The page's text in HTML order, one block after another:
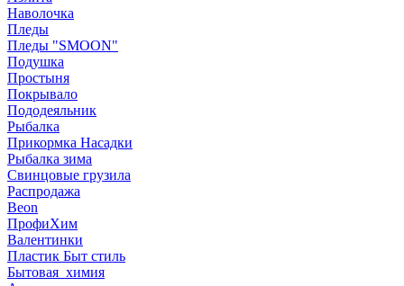
Наволочка
Пледы
Пледы "SMOON"
Подушка
Простыня
Покрывало
Пододеяльник
Рыбалка
Прикормка Насадки
Рыбалка зима
Свинцовые грузила
Распродажа
Beon
ПрофиХим
Валентинки
Пластик Быт стиль
Бытовая_химия